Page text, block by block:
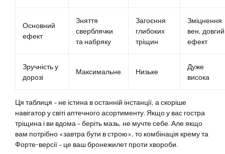
Основний
ефект
Зняття
сверблячки
та набряку
Загоєння
глибоких
тріщин
Зміцнення
вен, довгий
ефект
Зручність у
дорозі
Максимальне Низьке
Дуже
висока
Ця таблиця – не істина в останній інстанції, а скоріше
навігатор у світі аптечного асортименту. Якщо у вас гостра
тріщина і ви вдома – беріть мазь, не мучте себе. Але якщо
вам потрібно «завтра бути в строю», то комбінація крему та
Форте-версії – це ваш бронежилет проти хвороби.